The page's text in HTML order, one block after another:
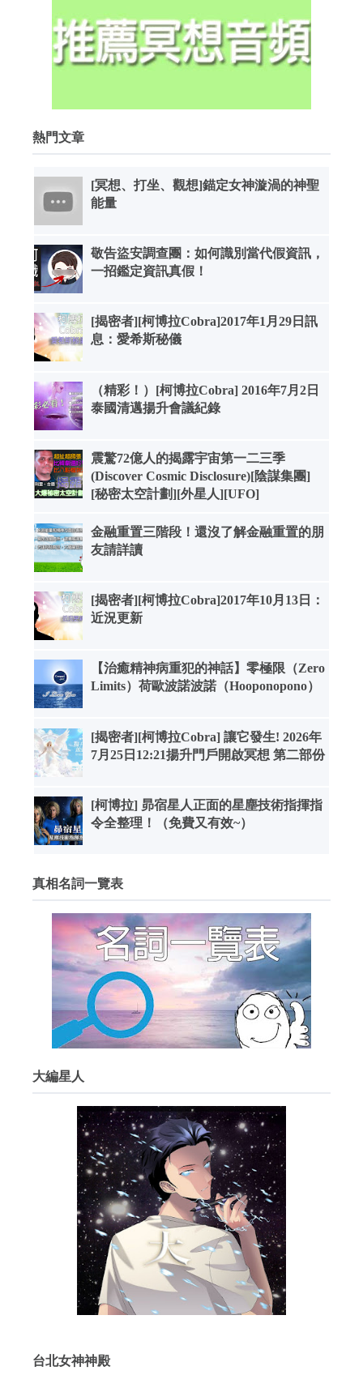
熱門文章
[冥想、打坐、觀想]錨定女神漩渦的神聖
能量
敬告盜安調查團：如何識別當代假資訊，
一招鑑定資訊真假！
[揭密者][柯博拉Cobra]2017年1月29日訊
息：愛希斯秘儀
（精彩！）[柯博拉Cobra] 2016年7月2日
泰國清邁揚升會議紀錄
震驚72億人的揭露宇宙第一二三季
(Discover Cosmic Disclosure)[陰謀集團]
[秘密太空計劃][外星人][UFO]
金融重置三階段！還沒了解金融重置的朋
友請詳讀
[揭密者][柯博拉Cobra]2017年10月13日：
近況更新
【治癒精神病重犯的神話】零極限（Zero
Limits）荷歐波諾波諾（Hooponopono）
[揭密者][柯博拉Cobra] 讓它發生! 2026年
7月25日12:21揚升門戶開啟冥想 第二部份
[柯博拉] 昴宿星人正面的星塵技術指揮指
令全整理！（免費又有效~）
真相名詞一覽表
大編星人
台北女神神殿